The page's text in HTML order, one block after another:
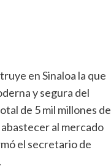
en Sinaloa la que
y segura del
de 5 mil millones de
al mercado
el secretario de